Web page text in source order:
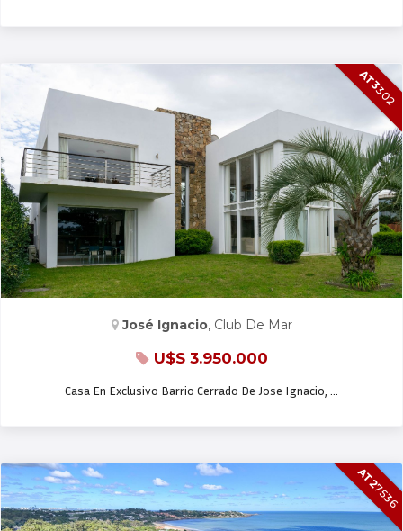
AT3
302
CASA EN VENTA Y ALQ. TEMP.
José Ignacio, Club De Mar
U$S 3.950.000
Casa En Exclusivo Barrio Cerrado De Jose Ignacio, …
AT2
7536